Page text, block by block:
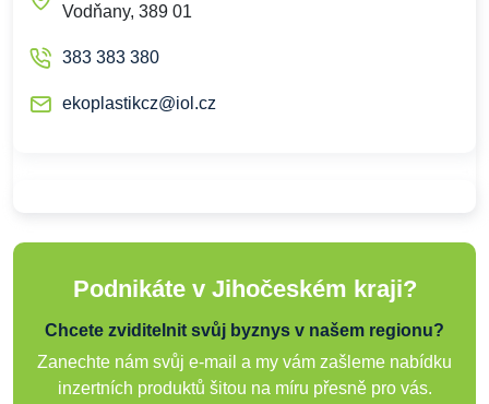
Vodňany, 389 01
383 383 380
ekoplastikcz@iol.cz
Podnikáte v Jihočeském kraji?
Chcete zviditelnit svůj byznys v našem regionu?
Zanechte nám svůj e-mail a my vám zašleme nabídku
inzertních produktů šitou na míru přesně pro vás.